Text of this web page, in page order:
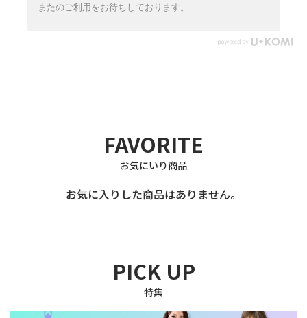
またのご利用をお待ちしております。
FAVORITE
お気にいり商品
お気に入りした商品はありません。
PICK UP
特集